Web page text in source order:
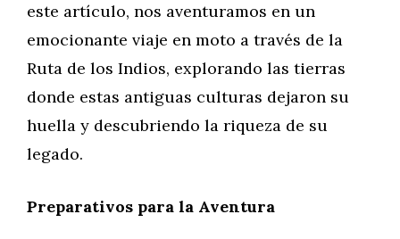
este artículo, nos aventuramos en un
emocionante viaje en moto a través de la
Ruta de los Indios, explorando las tierras
donde estas antiguas culturas dejaron su
huella y descubriendo la riqueza de su
legado.
Preparativos para la Aventura